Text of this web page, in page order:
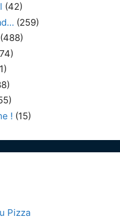
(42)
(259)
(488)
! (15)
Pizza